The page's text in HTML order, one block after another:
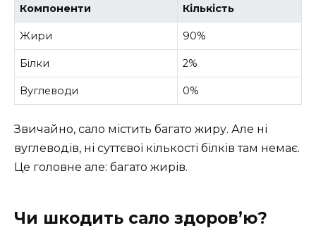
Компоненти Кількість
Жири 90%
Білки 2%
Вуглеводи 0%
Звичайно, сало містить багато жиру. Але ні
вуглеводів, ні суттєвої кількості білків там немає.
Це головне але: багато жирів.
Чи шкодить сало здоров’ю?